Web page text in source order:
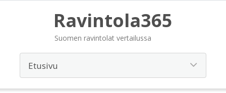
Ravintola365
Suomen ravintolat vertailussa